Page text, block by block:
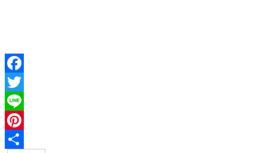
Facebook
Twitter
Line
Pinterest